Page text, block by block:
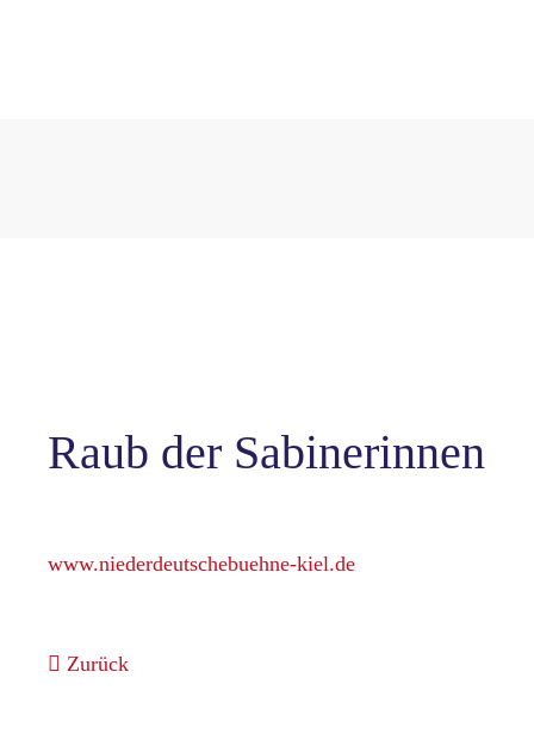
Raub der Sabinerinnen
www.niederdeutschebuehne-kiel.de
Zurück